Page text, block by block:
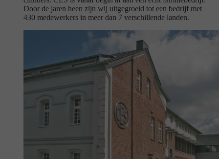
Door de jaren heen zijn wij uitgegroeid tot een bedrijf met
430 medewerkers in meer dan 7 verschillende landen.